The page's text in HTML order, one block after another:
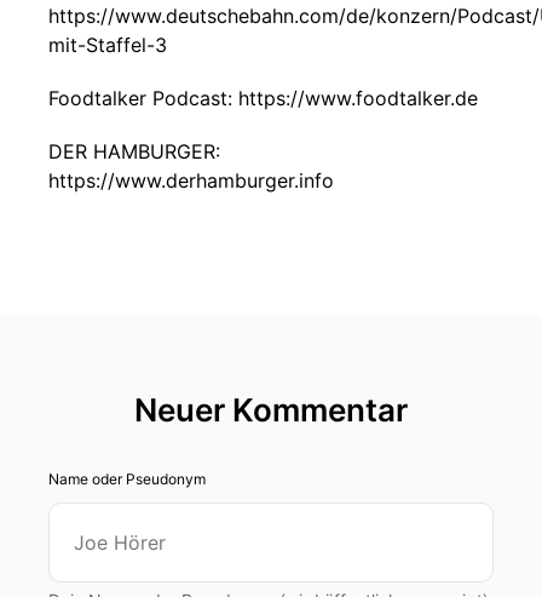
https://www.deutschebahn.com/de/konzern/
mit-Staffel-3
Foodtalker Podcast: https://www.foodtalker.de
DER HAMBURGER:
https://www.derhamburger.info
Neuer Kommentar
Name oder Pseudonym